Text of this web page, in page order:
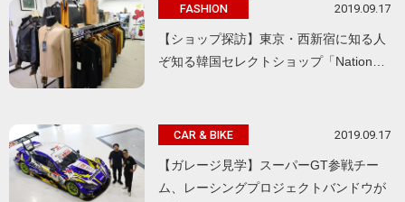
FASHION 2019.09.17
【ショップ探訪】東京・西新宿に知る人
ぞ知る韓国セレクトショップ「Nation…
CAR & BIKE 2019.09.17
【ガレージ見学】スーパーGT参戦チー
ム、レーシングプロジェクトバンドウが